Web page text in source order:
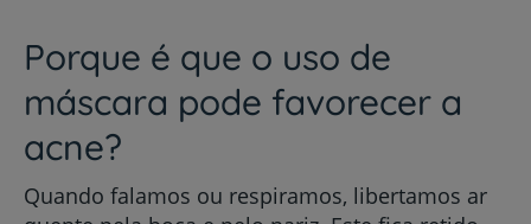
Porque é que o uso de
máscara pode favorecer a
acne?
Quando falamos ou respiramos, libertamos ar